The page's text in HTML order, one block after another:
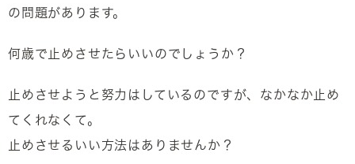
の問題があります。
何歳で止めさせたらいいのでしょうか？
止めさせようと努力はしているのですが、なかなか止め
てくれなくて。
止めさせるいい方法はありませんか？